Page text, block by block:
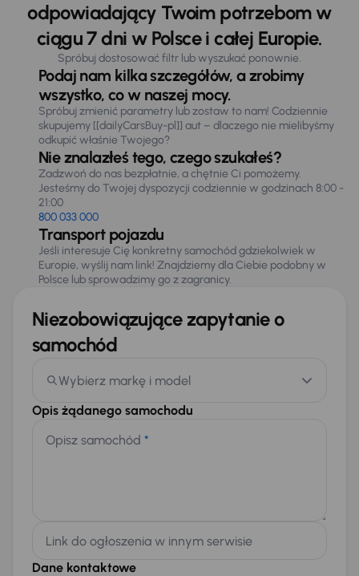
odpowiadający Twoim potrzebom w
ciągu 7 dni w Polsce i całej Europie.
Spróbuj dostosować filtr lub wyszukać ponownie.
Podaj nam kilka szczegółów, a zrobimy
wszystko, co w naszej mocy.
Spróbuj zmienić parametry lub zostaw to nam! Codziennie
skupujemy [[dailyCarsBuy-pl]] aut – dlaczego nie mielibyśmy
odkupić właśnie Twojego?
Nie znalazłeś tego, czego szukałeś?
Zadzwoń do nas bezpłatnie, a chętnie Ci pomożemy.
Jesteśmy do Twojej dyspozycji codziennie w godzinach 8:00 -
21:00
800 033 000
Transport pojazdu
Jeśli interesuje Cię konkretny samochód gdziekolwiek w
Europie, wyślij nam link! Znajdziemy dla Ciebie podobny w
Polsce lub sprowadzimy go z zagranicy.
Niezobowiązujące zapytanie o
samochód
Wybierz markę i model
Opis żądanego samochodu
Opisz samochód *
Link do ogłoszenia w innym serwisie
Dane kontaktowe